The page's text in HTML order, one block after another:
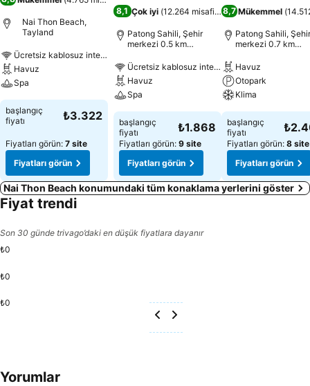
Nai Thon Beach,
Tayland
Ücretsiz kablosuz internet
Havuz
Spa
başlangıç
fiyatı
₺3.322
Fiyatları görün: 7 site
Fiyatları görün
8,1 Çok iyi (12.264 misafir puanı)
Patong Sahili, Şehir
merkezi 0.5 km
Ücretsiz kablosuz internet
Havuz
Spa
başlangıç
fiyatı
₺1.868
Fiyatları görün: 9 site
Fiyatları görün
8,7 Mükemmel (
Patong Sahili, Şehir
merkezi 0.7 km
Havuz
Otopark
Klima
başlangıç
fiyatı
Fiyatları görün: 8 site
Fiyatları görün
Nai Thon Beach konumundaki tüm konaklama yerlerini göster
Fiyat trendi
Son 30 günde trivago’daki en düşük fiyatlara dayanır
₺0
₺0
₺0
Yorumlar